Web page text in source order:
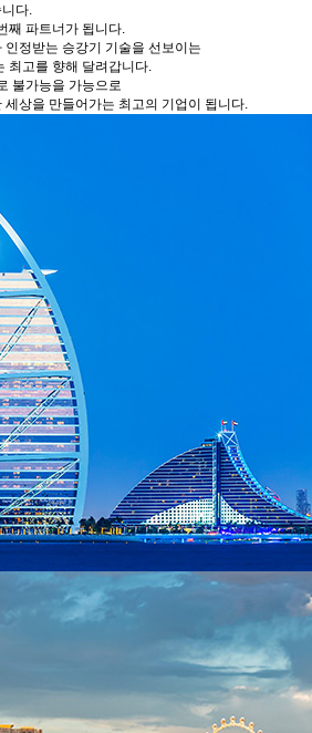
다.
째 파트너가 됩니다.
정받는 승강기 기술을 선보이는
최고를 향해 달려갑니다.
불가능을 가능으로
상을 만들어가는 최고의 기업이 됩니다.